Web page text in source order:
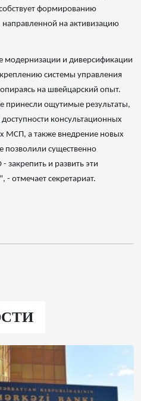
формированию
на активизацию
модернизации и диверсификации
системы управления
на швейцарский опыт.
ощутимые результаты,
консультационных
МСП, а также внедрение новых
позволили существенно
закрепить и развить эти
отмечает секретариат.